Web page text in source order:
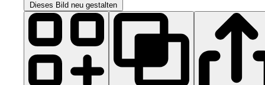
Dieses Bild neu gestalten